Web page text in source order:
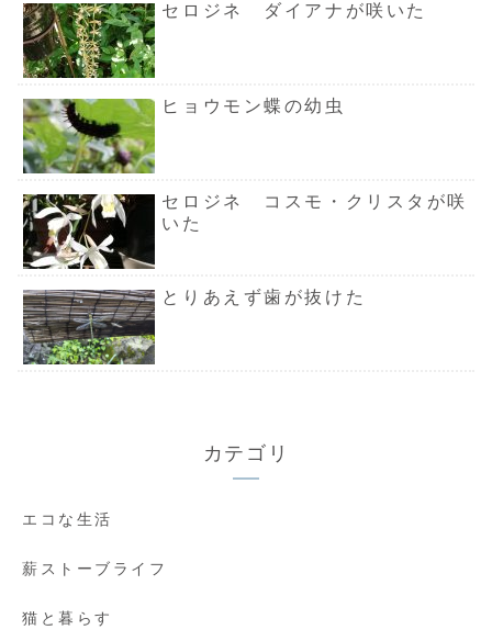
セロジネ ダイアナが咲いた
ヒョウモン蝶の幼虫
セロジネ コスモ・クリスタが咲
いた
とりあえず歯が抜けた
カテゴリ
エコな生活
薪ストーブライフ
猫と暮らす